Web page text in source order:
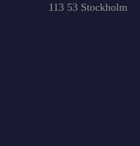
113 53 Stockholm